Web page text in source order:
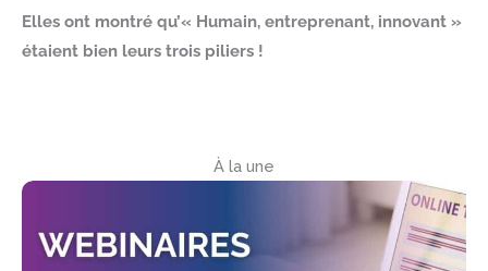
Elles ont montré qu’« Humain, entreprenant, innovant »
étaient bien leurs trois piliers !
À la une